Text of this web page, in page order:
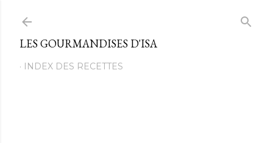
LES GOURMANDISES D'ISA
INDEX DES RECETTES